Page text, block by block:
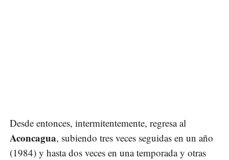
Desde entonces, intermitentemente, regresa al
Aconcagua, subiendo tres veces seguidas en un año
(1984) y hasta dos veces en una temporada y otras